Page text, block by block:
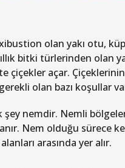
olan yakı otu,
bitki türlerinden olan
çiçekler açar.
olan bazı koşullar
şey nemdir. Nemli
Nem olduğu sürece
arasında yer alır.